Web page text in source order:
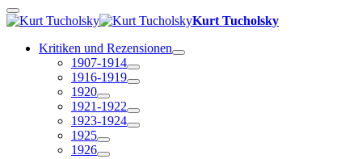
Kurt Tucholsky
Kritiken und Rezensionen
1907-1914
1916-1919
1920
1921-1922
1923-1924
1925
1926